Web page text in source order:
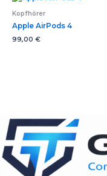
Kopfhörer
Apple AirPods 4
99,00 €